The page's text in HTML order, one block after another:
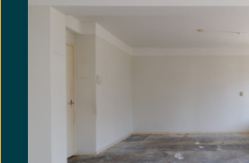
koopakte en artikel 7:17 lid 1
geheel of ten dele ontbreken
eigenschappen van de
normaal en bijzonder gebruik
anderszins niet-beantwoorden
de overeenkomst als gevolg
van enig asbest in welke
welke plaats dan ook voor
koper.